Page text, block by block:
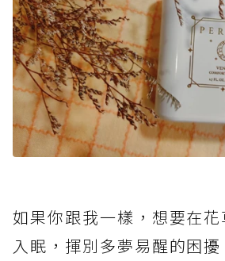
如果你跟我一樣，想要在
入眠，揮別多夢易醒的困